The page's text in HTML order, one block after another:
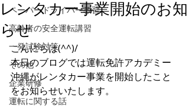
ペーパードライバー教習
高齢者の安全運転講習
一発試験対策
その他
企業研修
運転に関する話
レンタカー事業開始のお知
らせ
こんにちは(^^)/
本日のブログでは運転免許アカデミー
沖縄がレンタカー事業を開始したこと
をお知らせいたします。